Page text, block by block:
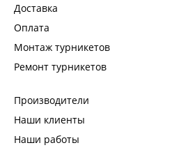
Доставка
Оплата
Монтаж турникетов
Ремонт турникетов
Производители
Наши клиенты
Наши работы